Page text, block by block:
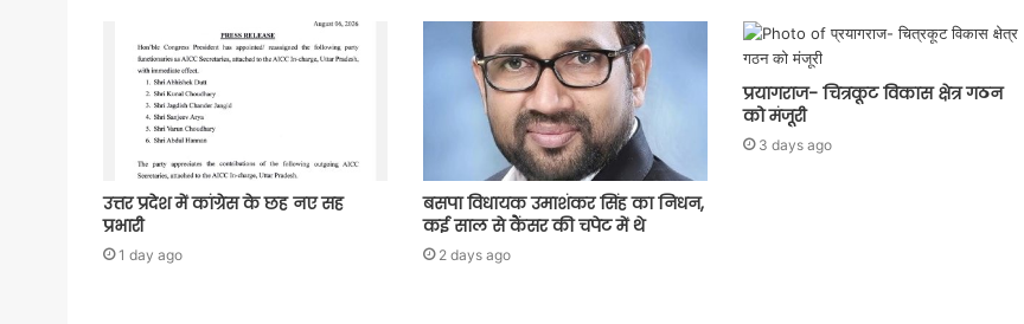
उत्तर प्रदेश में कांग्रेस के छह नए सह
प्रभारी
1 day ago
बसपा विधायक उमाशंकर सिंह का निधन,
कई साल से कैंसर की चपेट में थे
2 days ago
प्रयागराज- चित्रकूट विकास क्षेत्र गठन
को मंजूरी
3 days ago